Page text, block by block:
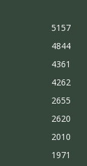
5157
4844
4361
4262
2655
2620
2010
1971